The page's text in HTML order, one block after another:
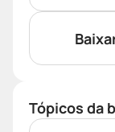
9º
fralda
teste
Tópicos da